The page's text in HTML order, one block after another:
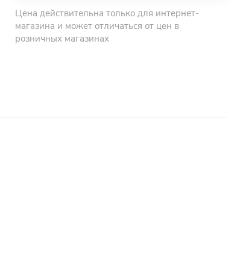
Цена действительна только для интернет-
магазина и может отличаться от цен в
розничных магазинах